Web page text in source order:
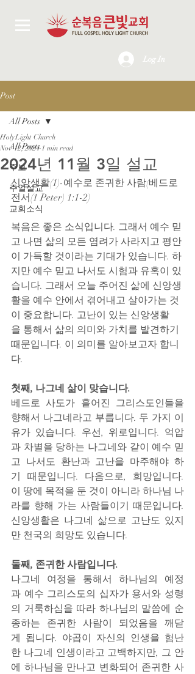
Log In
Post
All Posts
주보
주일설교
교회소식
All Posts
2024년 11월 3일 설교
HolyLight Church
Nov 12, 2024 1 min read
신앙생활(1)-예수로 존귀한 사람(베드로
전서(1 Peter) 1:1-2)
복음은 좋은 소식입니다. 그래서 예수 믿
고 나면 삶의 모든 염려가 사라지고 평안
이 가득할 것이라는 기대가 있습니다. 하
지만 예수 믿고 나서도 시험과 유혹이 있
습니다. 그래서 오늘 주어진 삶에 신앙생
활을 예수 안에서 겪어내고 살아가는 것
이 중요합니다. 고난이 있는 신앙생활
을 통해서 삶의 의미와 가치를 발견하기
때문입니다. 이 의미를 알아보고자 합니
다.
첫째, 나그네 삶이 맞습니다.
베드로 사도가 흩어진 그리스도인들을
향해서 나그네라고 부릅니다. 두 가지 이
유가 있습니다. 우선, 위로입니다. 억압
과 차별을 당하는 나그네와 같이 예수 믿
고 나서도 환난과 고난을 마주해야 하
기 때문입니다. 다음으로, 희망입니다.
이 땅에 목적을 둔 것이 아니라 하나님 나
라를 향해 가는 사람들이기 때문입니다.
신앙생활은 나그네 삶으로 고난도 있지
만 천국의 희망도 있습니다.
둘째, 존귀한 사람입니다.
나그네 여정을 통해서 하나님의 예정
과 예수 그리스도의 십자가 용서와 성령
의 거룩하심을 따라 하나님의 말씀에 순
종하는 존귀한 사람이 되었음을 깨닫
게 됩니다. 야곱이 자신의 인생을 험난
한 나그네 인생이라고 고백하지만, 그 안
에 하나님을 만나고 변화되어 존귀한 사